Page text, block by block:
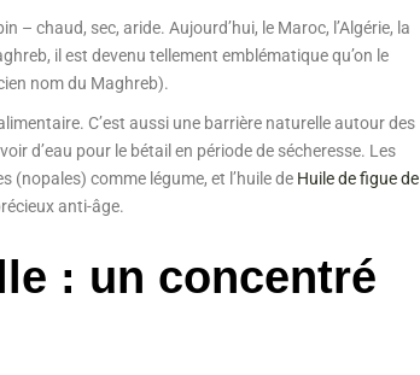
chaud, sec, aride. Aujourd’hui, le Maroc, l’Algérie, la
il est devenu tellement emblématique qu’on le
nom du Maghreb).
C’est aussi une barrière naturelle autour des
d’eau pour le bétail en période de sécheresse. Les
(nopales) comme légume, et l’huile de Huile de figue de
anti-âge.
: un concentré